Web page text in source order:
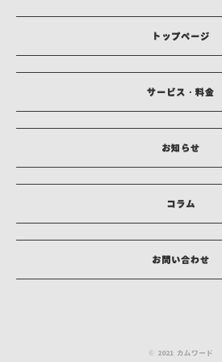
トップページ
サービス・料金
お知らせ
コラム
お問い合わせ
© 2021 カムワード